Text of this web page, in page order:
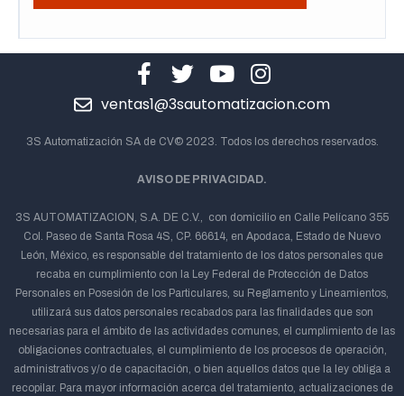
ventas1@3sautomatizacion.com
3S Automatización SA de CV© 2023. Todos los derechos reservados.
AVISO DE PRIVACIDAD.
3S AUTOMATIZACION, S.A. DE C.V., con domicilio en Calle Pelícano 355
Col. Paseo de Santa Rosa 4S, CP. 66614, en Apodaca, Estado de Nuevo
León, México, es responsable del tratamiento de los datos personales que
recaba en cumplimiento con la Ley Federal de Protección de Datos
Personales en Posesión de los Particulares, su Reglamento y Lineamientos,
utilizará sus datos personales recabados para las finalidades que son
necesarias para el ámbito de las actividades comunes, el cumplimiento de las
obligaciones contractuales, el cumplimiento de los procesos de operación,
administrativos y/o de capacitación, o bien aquellos datos que la ley obliga a
recopilar. Para mayor información acerca del tratamiento, actualizaciones de